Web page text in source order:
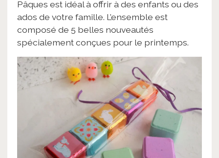
Pâques est idéal à offrir à des enfants ou des
ados de votre famille. L’ensemble est
composé de 5 belles nouveautés
spécialement conçues pour le printemps.